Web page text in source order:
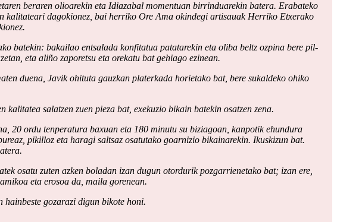
beraren olioarekin eta Idiazabal momentuan birrinduarekin batera. Erabateko
kalitateari dagokionez, bai herriko Ore Ama okindegi artisauak Herriko Etxerako
batekin: bakailao entsalada konfitatua patatarekin eta oliba beltz ozpina bere pil-
eta aliño zaporetsu eta orekatu bat gehiago ezinean.
duena, Javik ohituta gauzkan platerkada horietako bat, bere sukaldeko ohiko
salatzen zuen pieza bat, exekuzio bikain batekin osatzen zena.
20 ordu tenperatura baxuan eta 180 minutu su biziagoan, kanpotik ehundura
pikilloz eta haragi saltsaz osatutako goarnizio bikainarekin. Ikuskizun bat.
osatu zuten azken boladan izan dugun otordurik pozgarrienetako bat; izan ere,
eta erosoa da, maila gorenean.
gozarazi digun bikote honi.